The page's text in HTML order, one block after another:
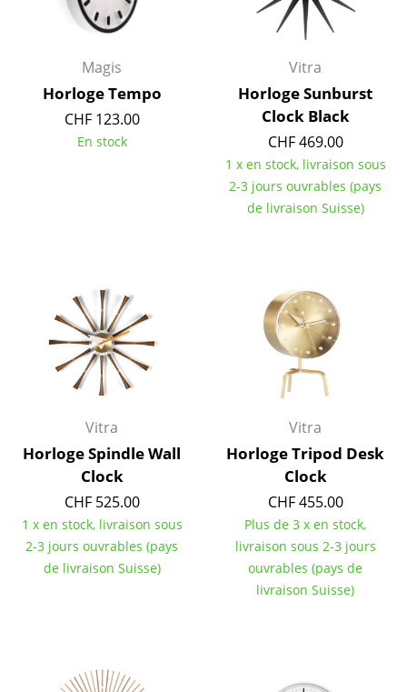
Lits doubles
Lits empilables
Lits enfants
Tables de chevet et Accessoires de lit
Miroirs
Figurines & Miniatures
Vases
Plateaux
Accessoires de bureau
Couvertures
Coussins
... voir tous les accessoires
Magis
Horloge Tempo
CHF 123.00
En stock
Vitra
Horloge Sunburst
Clock Black
CHF 469.00
1 x en stock, livraison sous
2-3 jours ouvrables (pays
de livraison Suisse)
Vitra
Horloge Spindle Wall
Clock
CHF 525.00
1 x en stock, livraison sous
2-3 jours ouvrables (pays
de livraison Suisse)
Vitra
Horloge Tripod Desk
Clock
CHF 455.00
Plus de 3 x en stock,
livraison sous 2-3 jours
ouvrables (pays de
livraison Suisse)